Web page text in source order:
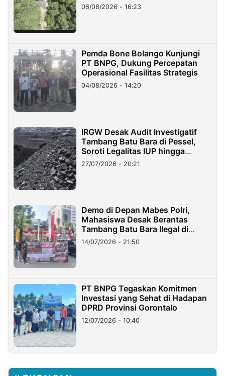
06/08/2026 - 16:23
Pemda Bone Bolango Kunjungi
PT BNPG, Dukung Percepatan
Operasional Fasilitas Strategis
04/08/2026 - 14:20
IRGW Desak Audit Investigatif
Tambang Batu Bara di Pessel,
Soroti Legalitas IUP hingga
Stockpile
27/07/2026 - 20:21
Demo di Depan Mabes Polri,
Mahasiswa Desak Berantas
Tambang Batu Bara Ilegal di
Lampung
14/07/2026 - 21:50
PT BNPG Tegaskan Komitmen
Investasi yang Sehat di Hadapan
DPRD Provinsi Gorontalo
12/07/2026 - 10:40